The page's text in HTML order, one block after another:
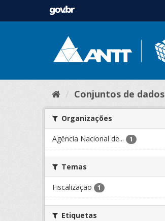
Conjuntos de dados
Organizações
Agência Nacional de... 1
Temas
Fiscalização 1
Etiquetas